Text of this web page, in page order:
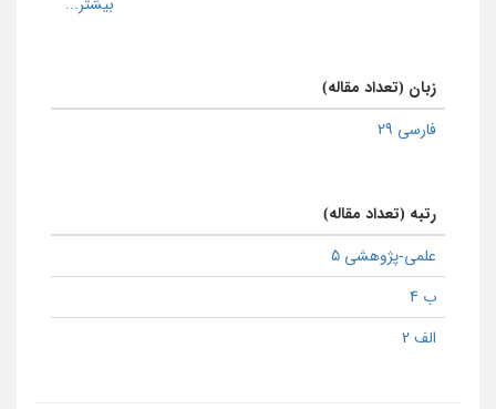
زبان (تعداد مقاله)
فارسی 29
رتبه (تعداد مقاله)
علمی-پژوهشی 5
ب 4
الف 2